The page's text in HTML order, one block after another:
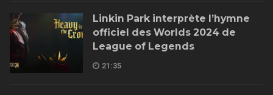
Linkin Park interprète l’hymne
officiel des Worlds 2024 de
League of Legends
21:35